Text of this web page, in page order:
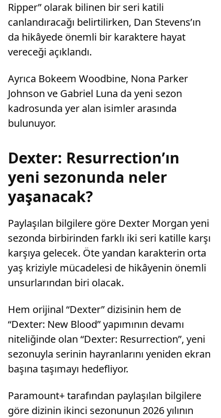
Ripper” olarak bilinen bir seri katili
canlandıracağı belirtilirken, Dan Stevens’ın
da hikâyede önemli bir karaktere hayat
vereceği açıklandı.
Ayrıca Bokeem Woodbine, Nona Parker
Johnson ve Gabriel Luna da yeni sezon
kadrosunda yer alan isimler arasında
bulunuyor.
Dexter: Resurrection’ın
yeni sezonunda neler
yaşanacak?
Paylaşılan bilgilere göre Dexter Morgan yeni
sezonda birbirinden farklı iki seri katille karşı
karşıya gelecek. Öte yandan karakterin orta
yaş kriziyle mücadelesi de hikâyenin önemli
unsurlarından biri olacak.
Hem orijinal “Dexter” dizisinin hem de
“Dexter: New Blood” yapımının devamı
niteliğinde olan “Dexter: Resurrection”, yeni
sezonuyla serinin hayranlarını yeniden ekran
başına taşımayı hedefliyor.
Paramount+ tarafından paylaşılan bilgilere
göre dizinin ikinci sezonunun 2026 yılının